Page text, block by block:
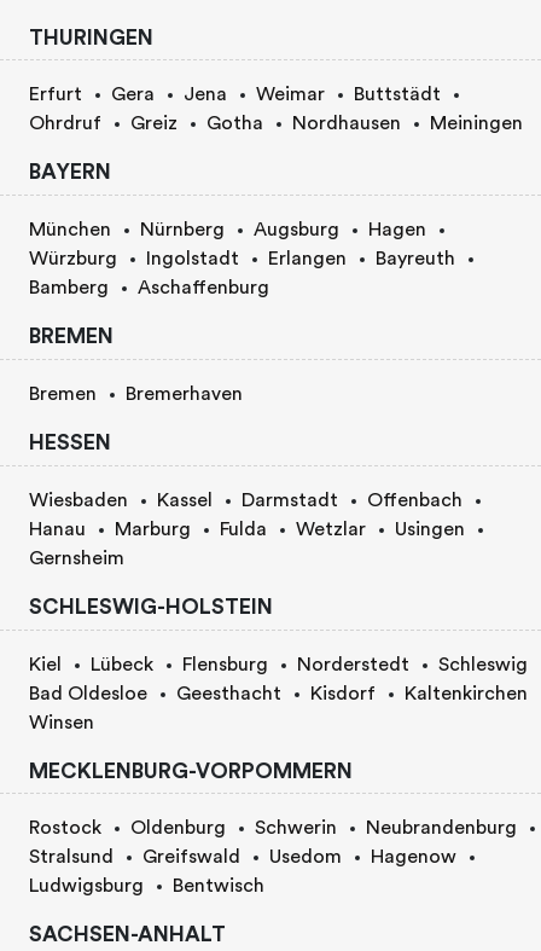
THURINGEN
Erfurt Gera Jena Weimar
Buttstädt
Ohrdruf
Greiz Gotha Nordhausen Meiningen
BAYERN
München Nürnberg Augsburg
Hagen
Würzburg
Ingolstadt Erlangen
Bayreuth
Bamberg
Aschaffenburg
BREMEN
Bremen Bremerhaven
HESSEN
Wiesbaden Kassel Darmstadt
Offenbach
Hanau
Marburg Fulda Wetzlar
Usingen
Gernsheim
SCHLESWIG-HOLSTEIN
Kiel Lübeck Flensburg Norderstedt
Schleswig
Bad Oldesloe
Geesthacht Kisdorf
Kaltenkirchen
Winsen
MECKLENBURG-VORPOMMERN
Rostock Oldenburg Schwerin
Neubrandenburg
Stralsund
Greifswald Usedom
Hagenow
Ludwigsburg
Bentwisch
SACHSEN-ANHALT